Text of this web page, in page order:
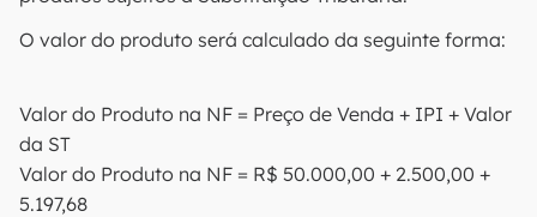
O valor do produto será calculado da seguinte forma:
Valor do Produto na NF = Preço de Venda + IPI + Valor
da ST
Valor do Produto na NF = R$ 50.000,00 + 2.500,00 +
5.197,68